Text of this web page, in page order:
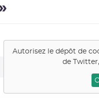
Autorisez le dépôt de
de